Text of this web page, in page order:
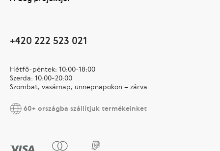
+420 222 523 021
Hétfő-péntek: 10:00-18:00
Szerda: 10:00-20:00
Szombat, vasárnap, ünnepnapokon – zárva
60+ országba szállítjuk termékeinket